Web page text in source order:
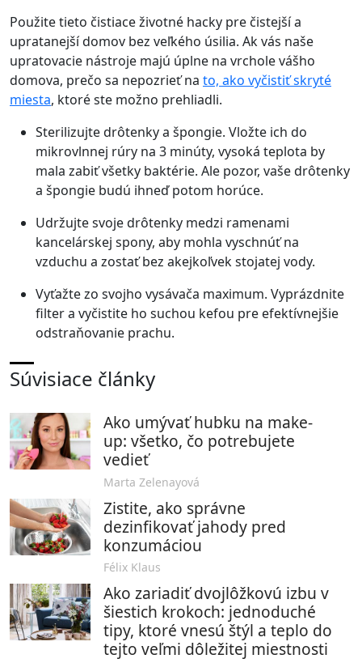
Použite tieto čistiace životné hacky pre čistejší a
upratanejší domov bez veľkého úsilia. Ak vás naše
upratovacie nástroje majú úplne na vrchole vášho
domova, prečo sa nepozrieť na to, ako vyčistiť skryté
miesta, ktoré ste možno prehliadli.
Sterilizujte drôtenky a špongie. Vložte ich do
mikrovlnnej rúry na 3 minúty, vysoká teplota by
mala zabiť všetky baktérie. Ale pozor, vaše drôtenky
a špongie budú ihneď potom horúce.
Udržujte svoje drôtenky medzi ramenami
kancelárskej spony, aby mohla vyschnúť na
vzduchu a zostať bez akejkoľvek stojatej vody.
Vyťažte zo svojho vysávača maximum. Vyprázdnite
filter a vyčistite ho suchou kefou pre efektívnejšie
odstraňovanie prachu.
Súvisiace články
Ako umývať hubku na make-
up: všetko, čo potrebujete
vedieť
Marta Zelenayová
Zistite, ako správne
dezinfikovať jahody pred
konzumáciou
Félix Klaus
Ako zariadiť dvojlôžkovú izbu v
šiestich krokoch: jednoduché
tipy, ktoré vnesú štýl a teplo do
tejto veľmi dôležitej miestnosti